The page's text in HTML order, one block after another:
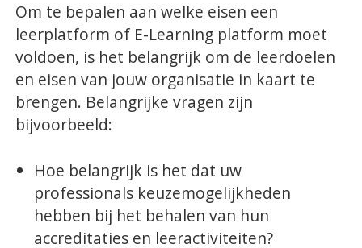
Om te bepalen aan welke eisen een
leerplatform of E-Learning platform moet
voldoen, is het belangrijk om de leerdoelen
en eisen van jouw organisatie in kaart te
brengen. Belangrijke vragen zijn
bijvoorbeeld:
Hoe belangrijk is het dat uw
professionals keuzemogelijkheden
hebben bij het behalen van hun
accreditaties en leeractiviteiten?